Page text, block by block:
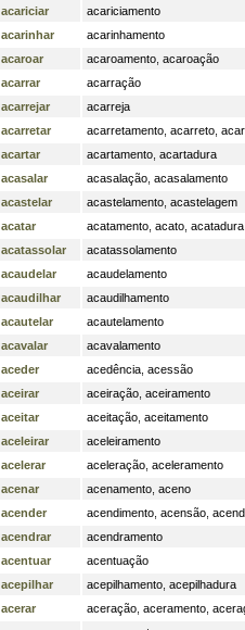
acariciar
acariciamento
acarinhar
acarinhamento
acaroar
acaroamento acaroação
acarrar
acarração
acarrejar
acarreja
acarretar
acarretamento acarreto
acartar
acartamento acartadura
acasalar
acasalação acasalamento
acastelar
acastelamento acastelagem
acatar
acatamento acato acatadura
acatassolar
acatassolamento
acaudelar
acaudelamento
acaudilhar
acaudilhamento
acautelar
acautelamento
acavalar
acavalamento
aceder
acedência acessão
aceirar
aceiração aceiramento
aceitar
aceitação aceitamento
aceleirar
aceleiramento
acelerar
aceleração aceleramento
acenar
acenamento aceno
acender
acendimento acensão
acendrar
acendramento
acentuar
acentuação
acepilhar
acepilhamento acepilhadura
acerar
aceração aceramento